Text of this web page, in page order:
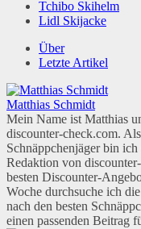
Tchibo Skihelm
Lidl Skijacke
Über
Letzte Artikel
Matthias Schmidt
Mein Name ist Matthias
discounter-check.com.
Schnäppchenjäger bin
Redaktion von
besten Discounter-
Woche durchsuche ich
nach den besten
einen passenden Beitrag